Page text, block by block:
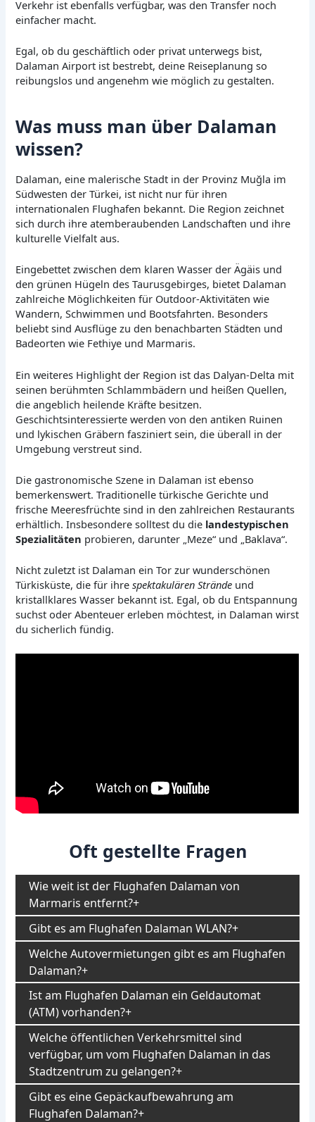
Verkehr ist ebenfalls verfügbar, was den Transfer noch
einfacher macht.
Egal, ob du geschäftlich oder privat unterwegs bist,
Dalaman Airport ist bestrebt, deine Reiseplanung so
reibungslos und angenehm wie möglich zu gestalten.
Was muss man über Dalaman
wissen?
Dalaman, eine malerische Stadt in der Provinz Muğla im
Südwesten der Türkei, ist nicht nur für ihren
internationalen Flughafen bekannt. Die Region zeichnet
sich durch ihre atemberaubenden Landschaften und ihre
kulturelle Vielfalt aus.
Eingebettet zwischen dem klaren Wasser der Ägäis und
den grünen Hügeln des Taurusgebirges, bietet Dalaman
zahlreiche Möglichkeiten für Outdoor-Aktivitäten wie
Wandern, Schwimmen und Bootsfahrten. Besonders
beliebt sind Ausflüge zu den benachbarten Städten und
Badeorten wie Fethiye und Marmaris.
Ein weiteres Highlight der Region ist das Dalyan-Delta mit
seinen berühmten Schlammbädern und heißen Quellen,
die angeblich heilende Kräfte besitzen.
Geschichtsinteressierte werden von den antiken Ruinen
und lykischen Gräbern fasziniert sein, die überall in der
Umgebung verstreut sind.
Die gastronomische Szene in Dalaman ist ebenso
bemerkenswert. Traditionelle türkische Gerichte und
frische Meeresfrüchte sind in den zahlreichen Restaurants
erhältlich. Insbesondere solltest du die landestypischen
Spezialitäten probieren, darunter „Meze“ und „Baklava“.
Nicht zuletzt ist Dalaman ein Tor zur wunderschönen
Türkisküste, die für ihrespektakulären Strände und
kristallklares Wasser bekannt ist. Egal, ob du Entspannung
suchst oder Abenteuer erleben möchtest, in Dalaman wirst
du sicherlich fündig.
Oft gestellte Fragen
Wie weit ist der Flughafen Dalaman von
Marmaris entfernt?
Gibt es am Flughafen Dalaman WLAN?
Welche Autovermietungen gibt es am Flughafen
Dalaman?
Ist am Flughafen Dalaman ein Geldautomat
(ATM) vorhanden?
Welche öffentlichen Verkehrsmittel sind
verfügbar, um vom Flughafen Dalaman in das
Stadtzentrum zu gelangen?
Gibt es eine Gepäckaufbewahrung am
Flughafen Dalaman?